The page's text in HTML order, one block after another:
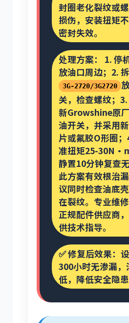
封圈老化裂纹或
损伤，安装扭矩
密封失效。
处理方案：
1. 停
放油口周边；2.
3G-2720/3G2720
关，检查螺纹；
新Growshine原
油开关，并采用
片或氟胶O形圈
准扭矩25-
静置10分钟复查无
此方案有效根治
议同时检查油底
在裂纹。专业维
正规配件供应商
供技术指导。
✅ 修复后效果：
300小时无渗漏，
低，降低安全隐患